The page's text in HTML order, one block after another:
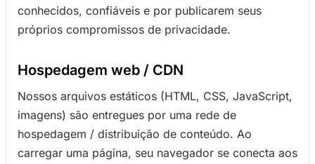
conhecidos, confiáveis e por publicarem seus
próprios compromissos de privacidade.
Hospedagem web / CDN
Nossos arquivos estáticos (HTML, CSS, JavaScript,
imagens) são entregues por uma rede de
hospedagem / distribuição de conteúdo. Ao
carregar uma página, seu navegador se conecta aos